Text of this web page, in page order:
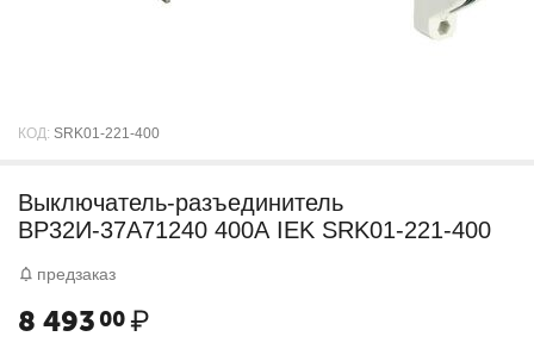
КОД: SRK01-221-400
Выключатель-разъединитель
ВР32И-37A71240 400А IEK SRK01-221-400
предзаказ
8 493 00₽